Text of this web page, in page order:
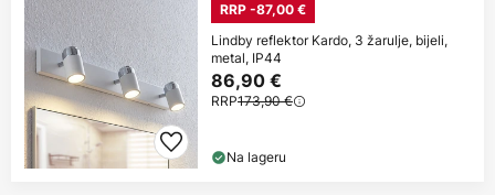
RRP -87,00 €
Lindby reflektor Kardo, 3 žarulje, bijeli,
metal, IP44
86,90 €
RRP173,90 €
Na lageru